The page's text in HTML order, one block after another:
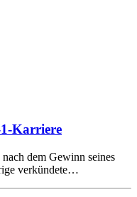
Karriere
dem Gewinn seines
verkündete…